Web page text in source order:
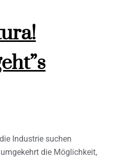
Industrie suchen
die Möglichkeit,